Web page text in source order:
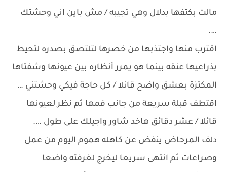
مالت بكتفها بدلال وهي تجيبه / مش باين اني وحشتك
….
اقترب منها واجتذبها من خصرها لتلتصق بصدره لتحيط
بذراعيها عنقه بينما هو يمرر أنظاره بين عيونها وشفتاها
المكتزة بعشق واضح قائلا / كل حاجة فيكي وحشتني …
اقتطف قبلة سريعة من جانب فمها ثم نظر لعيونها
قائلا / عشر دقائق هاخد شاور واجيلك على طول ….
دلف المرحاض ينفض عن كاهله هموم اليوم من عمل
وصراعات ثم انتهى سريعا ليخرج لغرفته واضعا